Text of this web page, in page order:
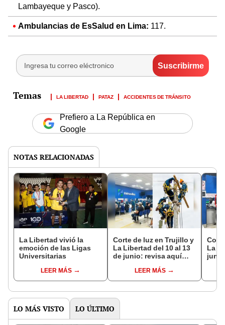
Lambayeque y Pasco).
Ambulancias de EsSalud en Lima: 117.
LA LIBERTAD PATAZ ACCIDENTES DE TRÁNSITO
Prefiero a La República en
Google
NOTAS RELACIONADAS
La Libertad vivió la
emoción de las Ligas
Universitarias
LEER MÁS
Corte de luz en Trujillo y
La Libertad del 10 al 13
de junio: revisa aquí
afectadas, según
Hidrandina
LEER MÁS
La
LO MÁS VISTO LO ÚLTIMO